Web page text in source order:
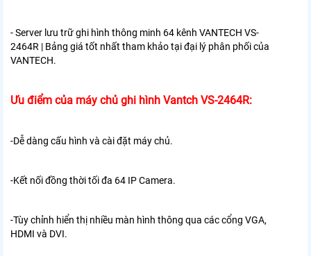
- Server lưu trữ ghi hình thông minh 64 kênh VANTECH VS-
2464R | Bảng giá tốt nhất tham khảo tại đại lý phân phối của
VANTECH.
Ưu điểm của máy chủ ghi hình Vantch VS-2464R:
-Dễ dàng cấu hình và cài đặt máy chủ.
-Kết nối đồng thời tối đa 64 IP Camera.
-Tùy chỉnh hiển thị nhiều màn hình thông qua các cổng VGA,
HDMI và DVI.